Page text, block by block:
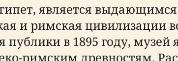
является
и римская цивилизации
в 1895 году, музей
римским древностям.